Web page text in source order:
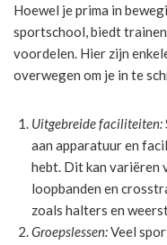
Hoewel je prima in
sportschool, biedt
voordelen. Hier zijn
overwegen om je in te
Uitgebreide faciliteiten:
aan apparatuur en
hebt. Dit kan variëren
loopbanden en
zoals halters en
Groepslessen:Veel